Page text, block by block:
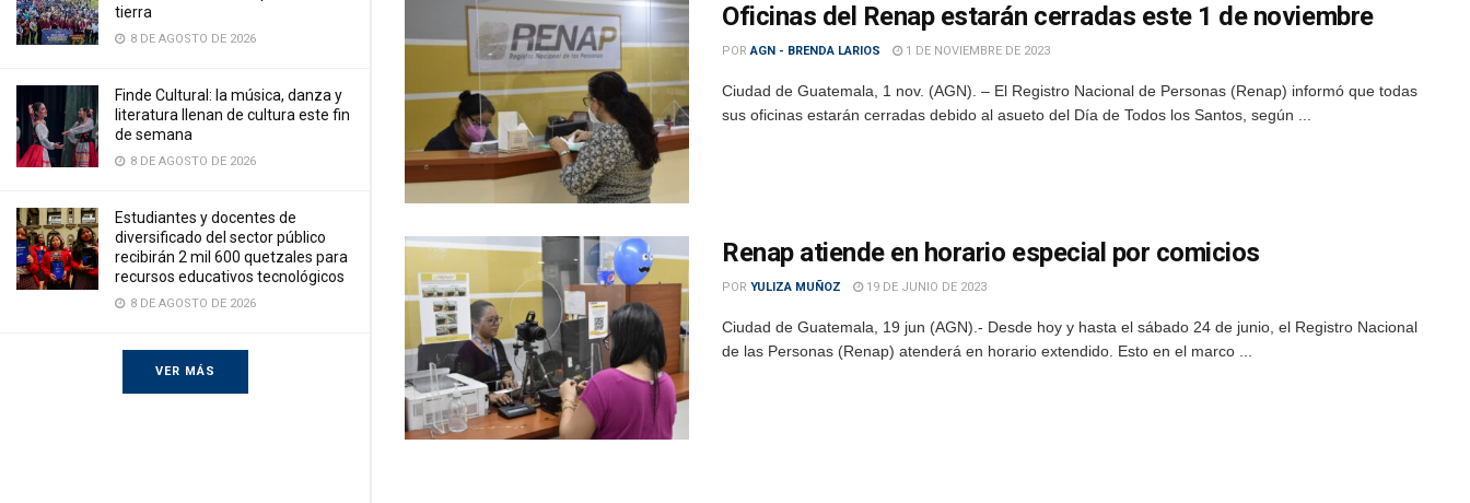
tierra
8 DE AGOSTO DE 2026
Finde Cultural: la música, danza y
literatura llenan de cultura este fin
de semana
8 DE AGOSTO DE 2026
Estudiantes y docentes de
diversificado del sector público
recibirán 2 mil 600 quetzales para
recursos educativos tecnológicos
8 DE AGOSTO DE 2026
VER MÁS
Oficinas del Renap estarán cerradas este 1 de noviembre
POR AGN - BRENDA LARIOS 1 DE NOVIEMBRE DE 2023
Ciudad de Guatemala, 1 nov. (AGN). – El Registro Nacional de Personas (Renap) informó que todas
sus oficinas estarán cerradas debido al asueto del Día de Todos los Santos, según ...
Renap atiende en horario especial por comicios
POR YULIZA MUÑOZ 19 DE JUNIO DE 2023
Ciudad de Guatemala, 19 jun (AGN).- Desde hoy y hasta el sábado 24 de junio, el Registro Nacional
de las Personas (Renap) atenderá en horario extendido. Esto en el marco ...